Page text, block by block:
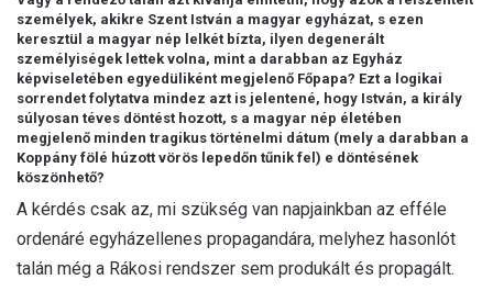
személyek, akikre Szent István a magyar egyházat, s ezen
keresztül a magyar nép lelkét bízta, ilyen degenerált
személyiségek lettek volna, mint a darabban az Egyház
képviseletében egyedüliként megjelenő Főpapa? Ezt a logikai
sorrendet folytatva mindez azt is jelentené, hogy István, a király
súlyosan téves döntést hozott, s a magyar nép életében
megjelenő minden tragikus történelmi dátum (mely a darabban a
Koppány fölé húzott vörös lepedőn tűnik fel) e döntésének
köszönhető?
A kérdés csak az, mi szükség van napjainkban az efféle
ordenáré egyházellenes propagandára, melyhez hasonlót
talán még a Rákosi rendszer sem produkált és propagált.